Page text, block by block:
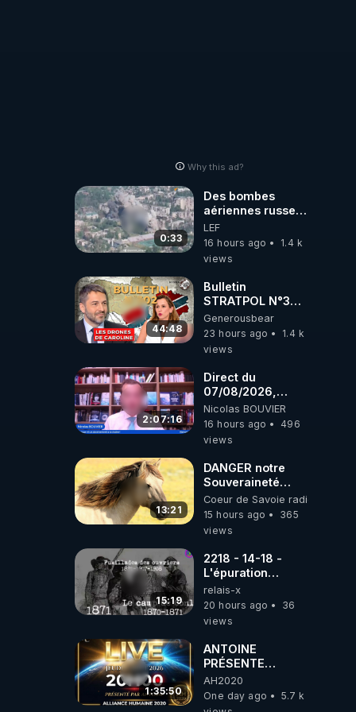
Why this ad?
0:33
Des bombes
aériennes russes
anéantissent les
centres de
contrôle de
brigades
ukrainienne
LEF
16 hours ago
1.4 k
views
44:48
Bulletin
STRATPOL N°302.
Armée des
drones, MS-21 en
série, missiles
07.08.2026.
Generousbear
23 hours ago
1.4 k
views
2:07:16
Direct du
07/08/2026,
présenté par
Nicolas BOUVIER
Nicolas BOUVIER
16 hours ago
496
views
13:21
DANGER notre
Souveraineté
Alimentaire est
attaqué...
Coeur de Savoie radioweb TV
15 hours ago
365
views
15:19
2218 - 14-18 -
L'épuration
républicaine
organisée par les
frères de la
relais-x
20 hours ago
36
views
1:35:50
ANTOINE
PRÉSENTE
AH2020 LE LIVE
20H ***DU
06/08/2026***
AH2020
One day ago
5.7 k